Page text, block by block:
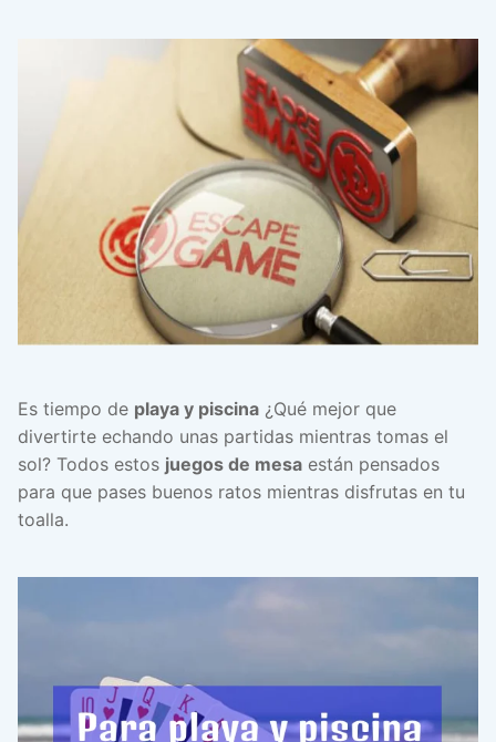
Es tiempo de playa y piscina ¿Qué mejor que
divertirte echando unas partidas mientras tomas el
sol? Todos estos juegos de mesa están pensados
para que pases buenos ratos mientras disfrutas en tu
toalla.